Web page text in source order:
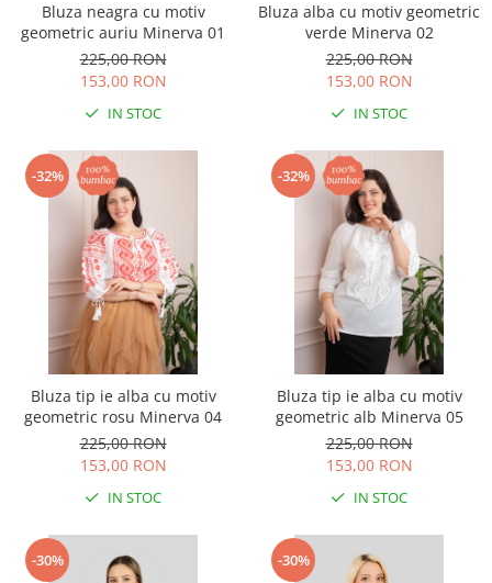
Bluza neagra cu motiv
geometric auriu Minerva 01
225,00 RON
153,00 RON
IN STOC
Bluza alba cu motiv geometric
verde Minerva 02
225,00 RON
153,00 RON
IN STOC
-32%
Bluza tip ie alba cu motiv
geometric rosu Minerva 04
225,00 RON
153,00 RON
IN STOC
-32%
Bluza tip ie alba cu motiv
geometric alb Minerva 05
225,00 RON
153,00 RON
IN STOC
-30% -30%